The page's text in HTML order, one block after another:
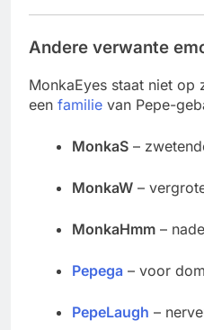
Andere verwante
MonkaEyes staat niet op
een familie van Pepe-
MonkaS –
MonkaW –
MonkaHmm –
Pepega – voor
PepeLaugh –